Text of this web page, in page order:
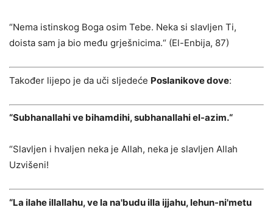
“Nema istinskog Boga osim Tebe. Neka si slavljen Ti,
doista sam ja bio među grješnicima.“ (El-Enbija, 87)
Također lijepo je da uči sljedeće Poslanikove dove:
“Subhanallahi ve bihamdihi, subhanallahi el-azim.“
“Slavljen i hvaljen neka je Allah, neka je slavljen Allah
Uzvišeni!
“La ilahe illallahu, ve la na'budu illa ijjahu, lehun-ni'metu